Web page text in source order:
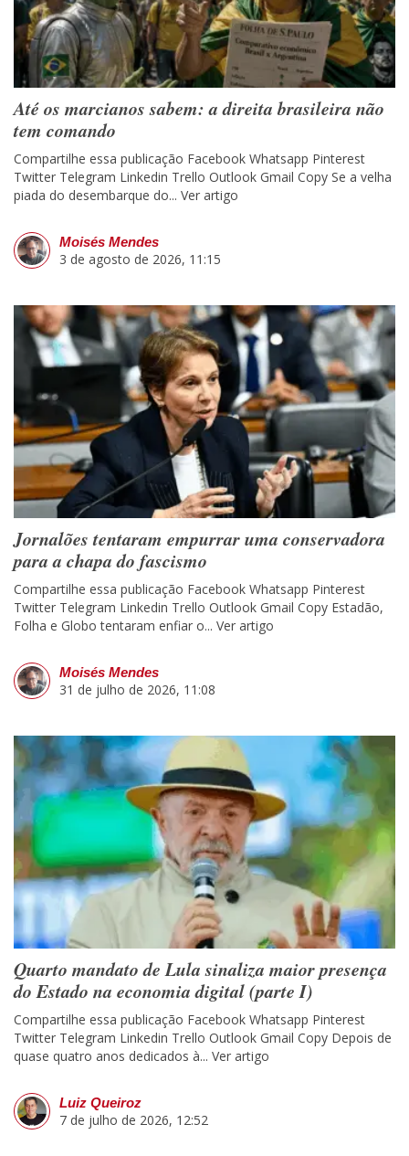
Até os marcianos sabem: a direita brasileira não
tem comando
Compartilhe essa publicação Facebook Whatsapp Pinterest
Twitter Telegram Linkedin Trello Outlook Gmail Copy Se a velha
piada do desembarque do... Ver artigo
Moisés Mendes
3 de agosto de 2026, 11:15
Jornalões tentaram empurrar uma conservadora
para a chapa do fascismo
Compartilhe essa publicação Facebook Whatsapp Pinterest
Twitter Telegram Linkedin Trello Outlook Gmail Copy Estadão,
Folha e Globo tentaram enfiar o... Ver artigo
Moisés Mendes
31 de julho de 2026, 11:08
Quarto mandato de Lula sinaliza maior presença
do Estado na economia digital (parte I)
Compartilhe essa publicação Facebook Whatsapp Pinterest
Twitter Telegram Linkedin Trello Outlook Gmail Copy Depois de
quase quatro anos dedicados à... Ver artigo
Luiz Queiroz
7 de julho de 2026, 12:52